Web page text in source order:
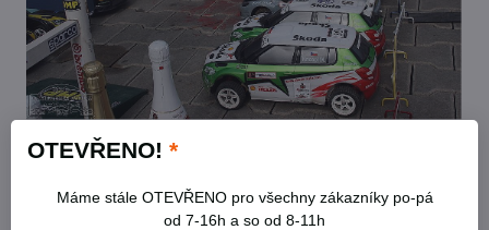
proto bude parkoviště obchodního centra KVARTET opět
upraveno pro již třetí závod rally modelů 1:10 s elektrickým
OTEVŘENO! *
Máme stále OTEVŘENO pro všechny zákazníky po-pá
od 7-16h a so od 8-11h